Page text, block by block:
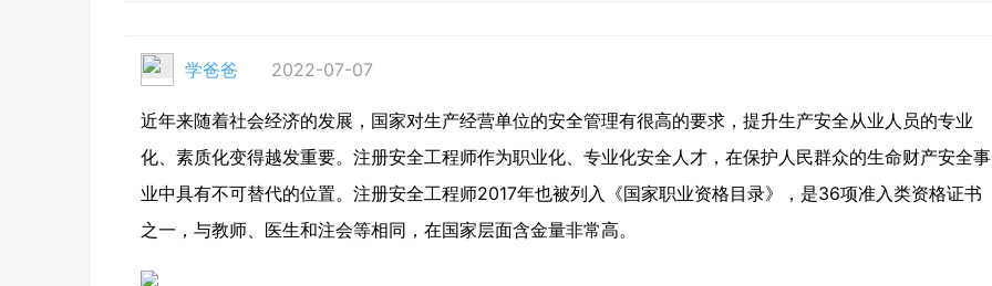
学爸爸 2022-07-07
近年来随着社会经济的发展，国家对生产经营单位的安全管理有很高的要求，提升生产安全从业人员的专业
化、素质化变得越发重要。注册安全工程师作为职业化、专业化安全人才，在保护人民群众的生命财产安全事
业中具有不可替代的位置。注册安全工程师2017年也被列入《国家职业资格目录》，是36项准入类资格证书
之一，与教师、医生和注会等相同，在国家层面含金量非常高。